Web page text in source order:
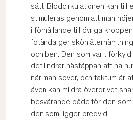
sätt. Blodcirkulationen kan till
stimuleras genom att man
i förhållande till övriga
fotända ger skön
och ben. Den som varit
det lindrar nästäppan att ha
när man sover, och faktum är
även kan mildra överdrivet
besvärande både för den
den som ligger bredvid.